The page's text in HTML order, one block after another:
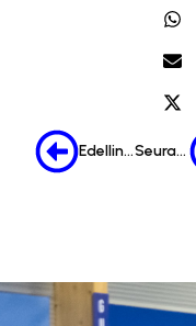
Edellinen Seuraava